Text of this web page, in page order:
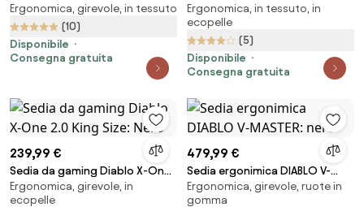
Player 2.0 In Materiale King Size:
Bianco-Nero
Ergonomica, girevole, in tessuto
(10)
Disponibile
Consegna gratuita
Gamer 2.0 Normal Size: Dark
obsidian
Ergonomica, in tessuto, in
ecopelle
(5)
Disponibile
Consegna gratuita
239,99 €
Sedia da gaming Diablo X-One
2.0 King Size: Nero
Ergonomica, girevole, in
ecopelle
479,99 €
Sedia ergonimica DIABLO V-
MASTER: nero
Ergonomica, girevole, ruote in
gomma